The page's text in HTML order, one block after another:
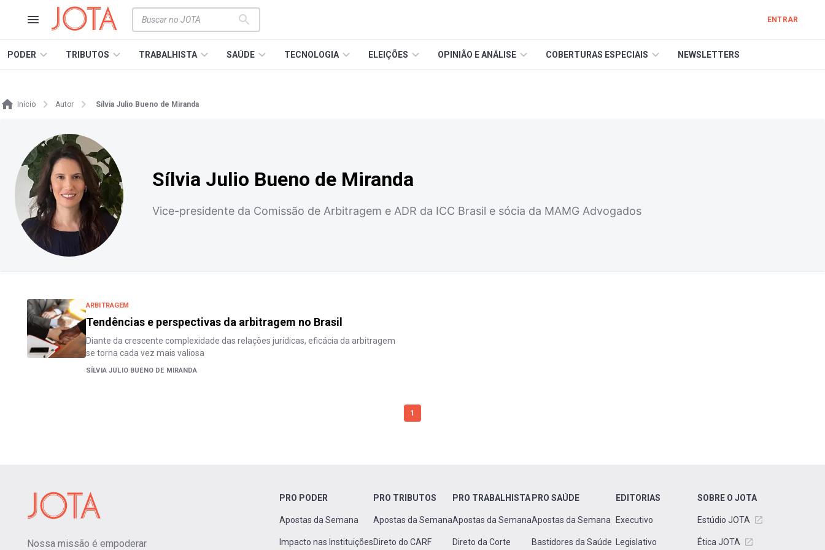
ENTRAR
PODER TRIBUTOS TRABALHISTA SAÚDE TECNOLOGIA ELEIÇÕES OPINIÃO E ANÁLISE COBERTURAS ESPECIAIS NEWSLETTERS
Início Autor Sílvia Julio Bueno de Miranda
Sílvia Julio Bueno de Miranda
Vice-presidente da Comissão de Arbitragem e ADR da ICC Brasil e sócia da MAMG Advogados
ARBITRAGEM
Tendências e perspectivas da arbitragem no Brasil
Diante da crescente complexidade das relações jurídicas, eficácia da arbitragem
se torna cada vez mais valiosa
SÍLVIA JULIO BUENO DE MIRANDA
1
Nossa missão é empoderar
PRO PODER
Apostas da Semana
Impacto nas Instituições
PRO TRIBUTOS
Apostas da Semana
Direto do CARF
PRO TRABALHISTA
Apostas da Semana
Direto da Corte
PRO SAÚDE
Apostas da Semana
Bastidores da Saúde
EDITORIAS
Executivo
Legislativo
SOBRE O JOTA
Estúdio JOTA
Ética JOTA